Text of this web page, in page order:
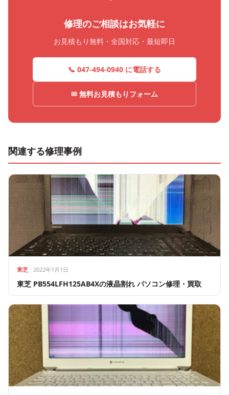
修理のご相談はお気軽に
お見積もり無料・全国対応・最短即日
📞 047-494-0940 に電話する
✉ 無料お見積もりフォーム
関連する修理事例
東芝 2022年1月1日
東芝 PB554LFH125AB4Xの液晶割れ パソコン修理・買取